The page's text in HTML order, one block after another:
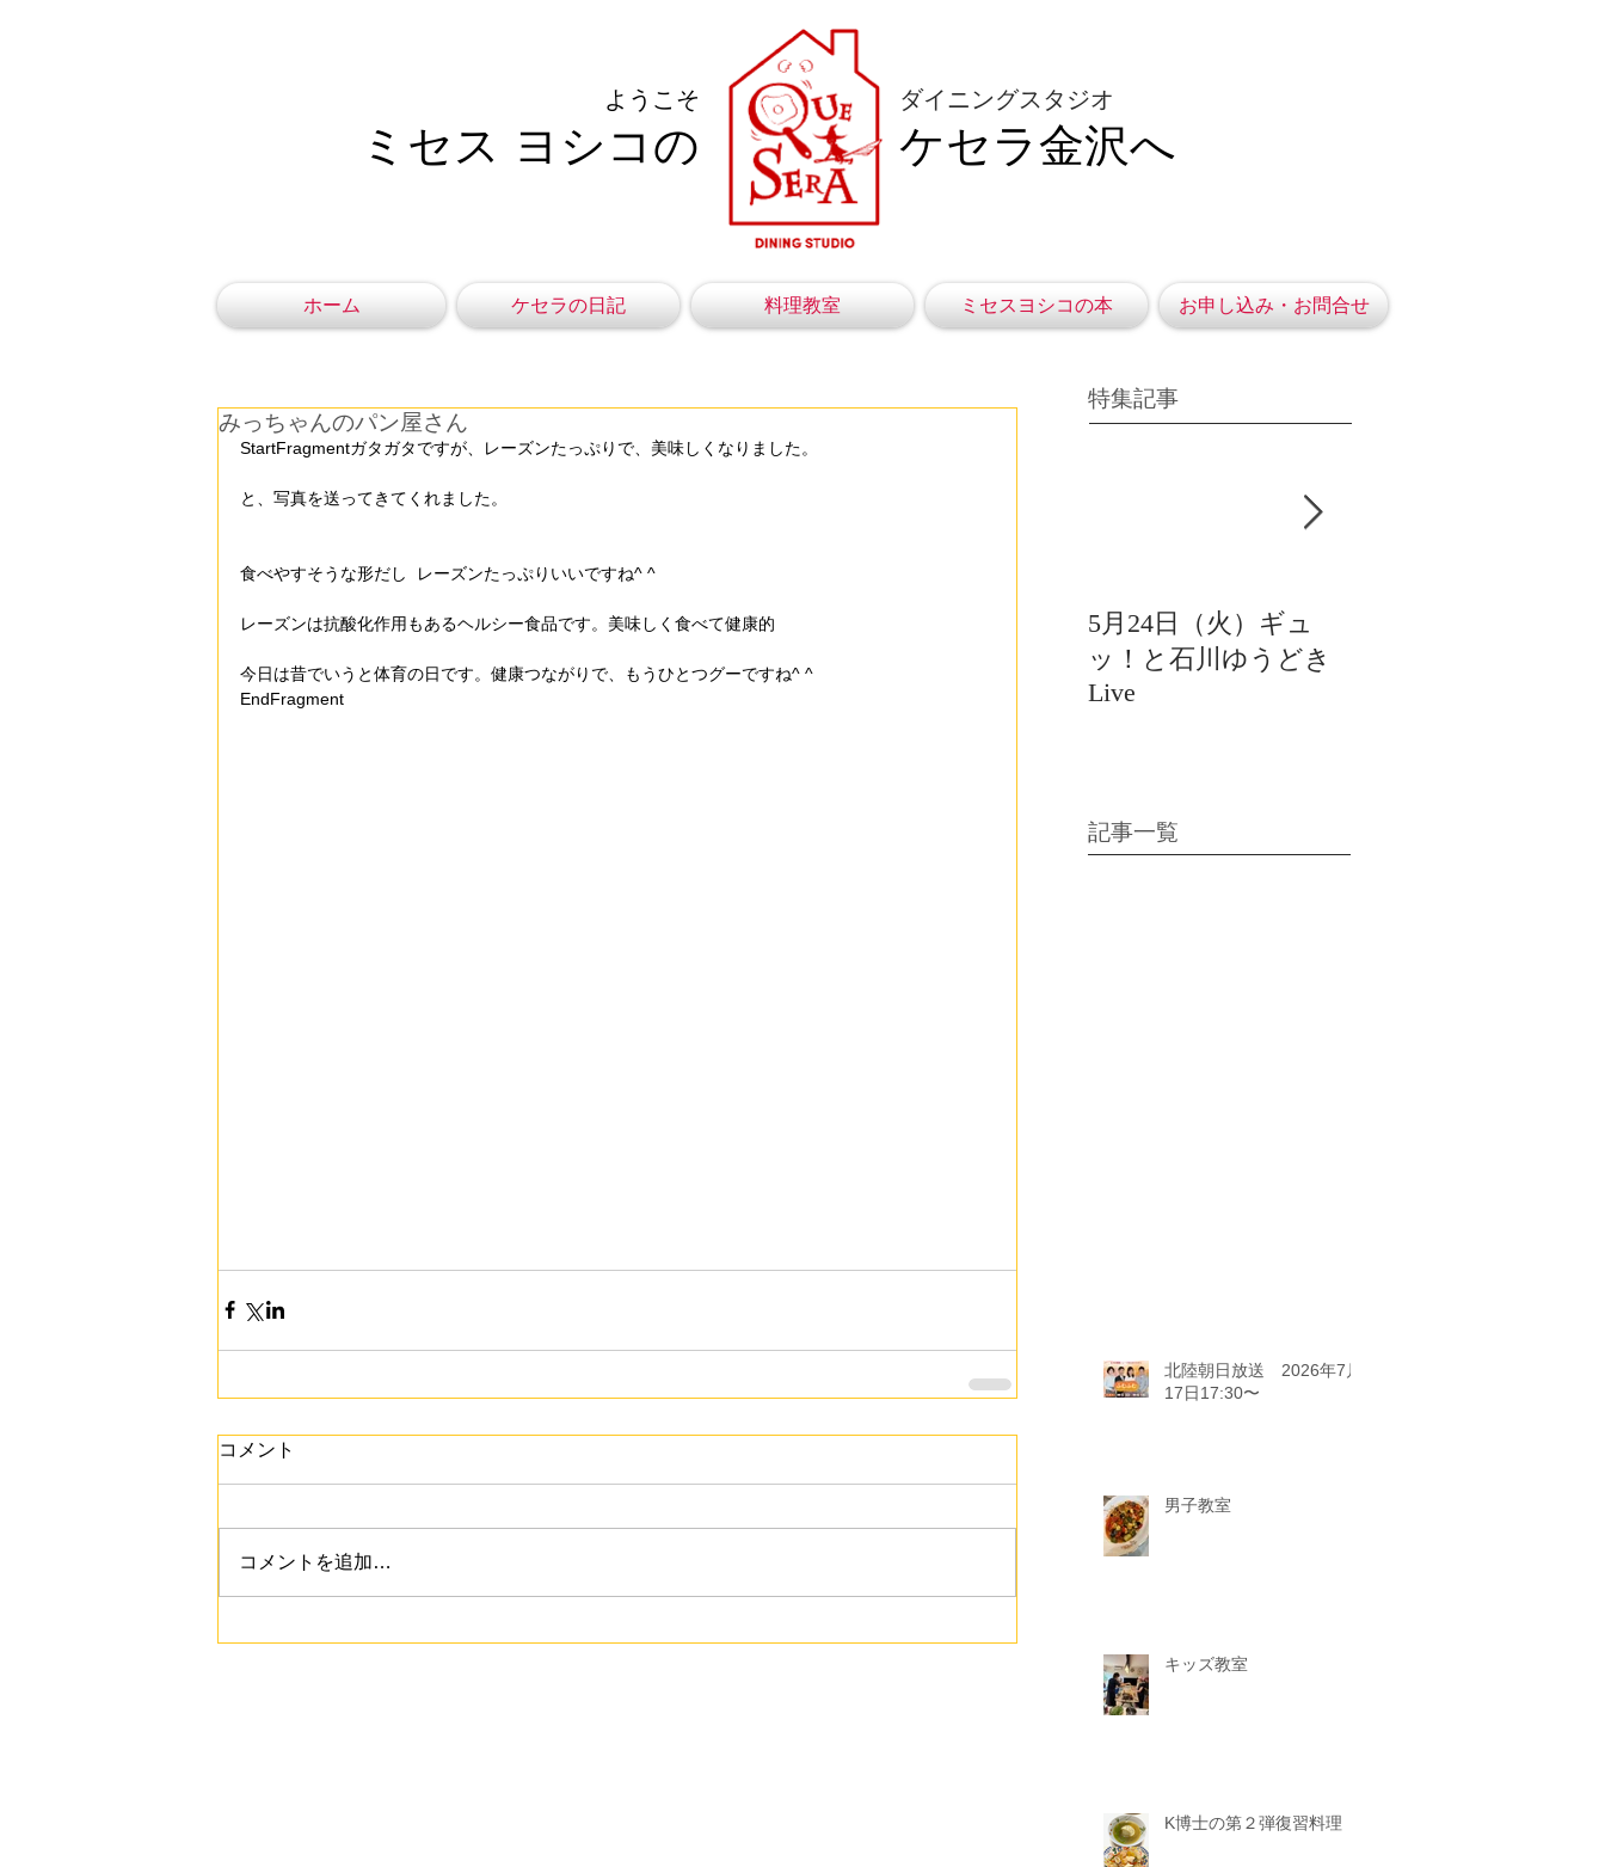
ようこそ
ミセス ヨシコの
ダイニングスタジオ
ケセラ金沢へ
ホーム ケセラの日記 料理教室 ミセスヨシコの本 お申し込み・お問合せ
みっちゃんのパン屋さん
StartFragmentガタガタですが、レーズンたっぷりで、美味しくなりました。
と、写真を送ってきてくれました。
食べやすそうな形だし  レーズンたっぷりいいですね^ ^
レーズンは抗酸化作用もあるヘルシー食品です。美味しく食べて健康的
今日は昔でいうと体育の日です。健康つながりで、もうひとつグーですね^ ^
EndFragment
コメント
コメントを追加…
特集記事
5月24日（火）ギュ
ッ！と石川ゆうどき
Live
記事一覧
北陸朝日放送 2026年7月
17日17:30〜
男子教室
キッズ教室
K博士の第２弾復習料理